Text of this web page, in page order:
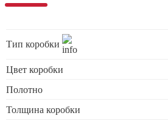
Тип коробки
Цвет коробки
Полотно
Толщина коробки